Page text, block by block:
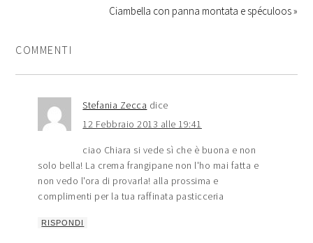
Ciambella con panna montata e spéculoos »
COMMENTI
Stefania Zecca dice
12 Febbraio 2013 alle 19:41
ciao Chiara si vede sì che è buona e non
solo bella! La crema frangipane non l'ho mai fatta e
non vedo l'ora di provarla! alla prossima e
complimenti per la tua raffinata pasticceria
RISPONDI